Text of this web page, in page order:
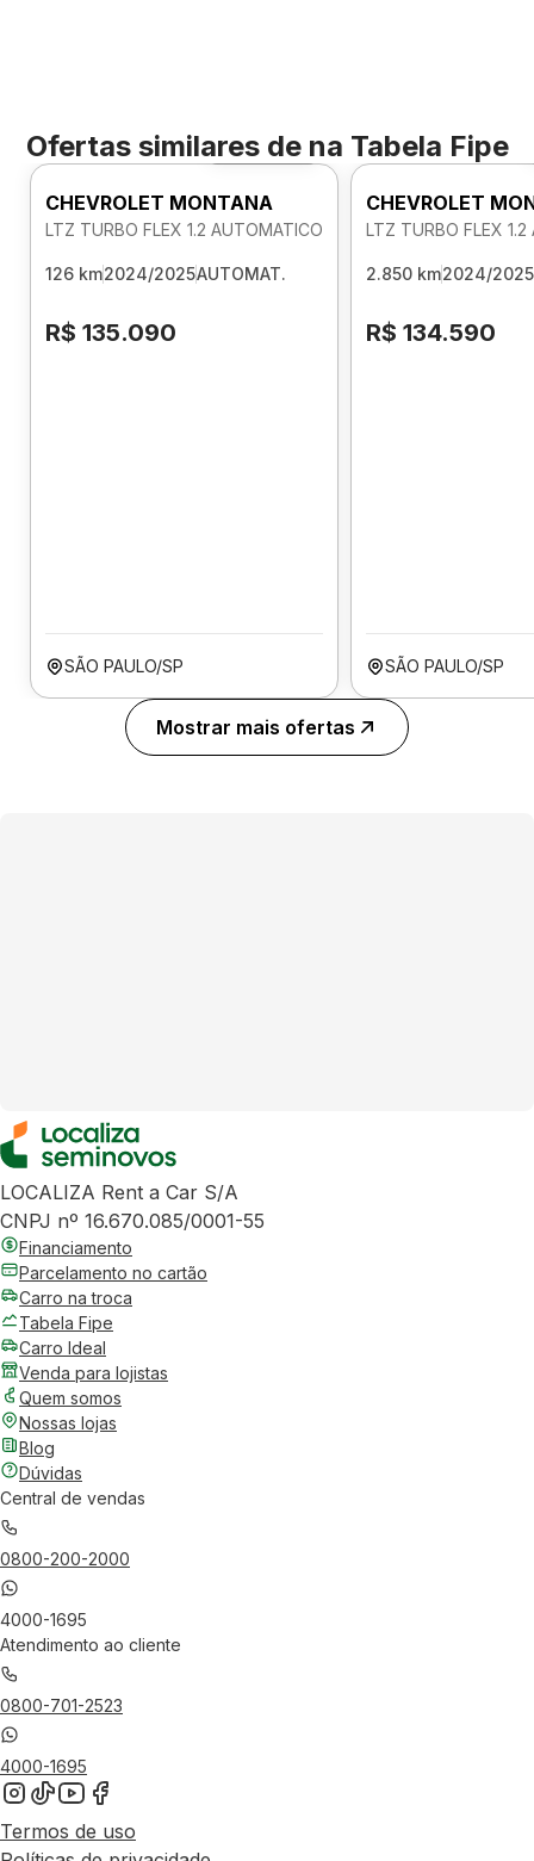
Ofertas similares de na Tabela Fipe
Foto 360º
CHEVROLET MONTANA
LTZ TURBO FLEX 1.2 AUTOMATICO
126 km2024/2025AUTOMAT.
R$ 135.090
SÃO PAULO/SP
CHEVROLET
LTZ TURBO FLEX
2.850 km2024/2025
R$ 134.590
SÃO PAULO/SP
Mostrar mais ofertas
LOCALIZA Rent a Car S/A
CNPJ nº 16.670.085/0001-55
Financiamento
Parcelamento no cartão
Carro na troca
Tabela Fipe
Carro Ideal
Venda para lojistas
Quem somos
Nossas lojas
Blog
Dúvidas
Central de vendas
0800-200-2000
4000-1695
Atendimento ao cliente
0800-701-2523
4000-1695
Termos de uso